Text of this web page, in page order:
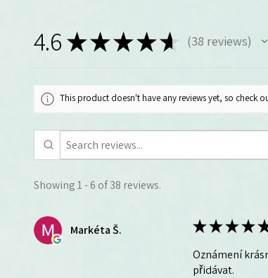
4.6 ★★★★★ 38 reviews
38
This product doesn't have any reviews yet, so check
Showing 1 - 6 of 38 reviews.
Markéta Š. ★★★★
Oznámení
přidávat.